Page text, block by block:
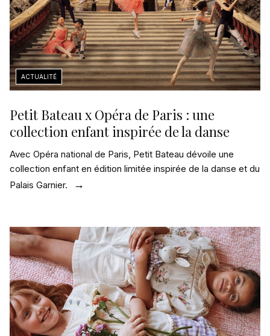
Petit Bateau x Opéra de Paris : une
collection enfant inspirée de la danse
Avec Opéra national de Paris, Petit Bateau dévoile une
collection enfant en édition limitée inspirée de la danse et du
Palais Garnier.